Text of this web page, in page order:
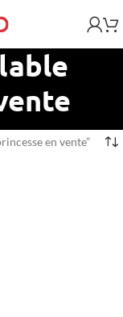
en vente”